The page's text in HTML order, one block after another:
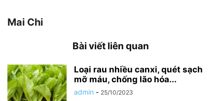
Mai Chi
Bài viết liên quan
Loại rau nhiều canxi, quét sạch
mỡ máu, chống lão hóa...
admin - 25/10/2023